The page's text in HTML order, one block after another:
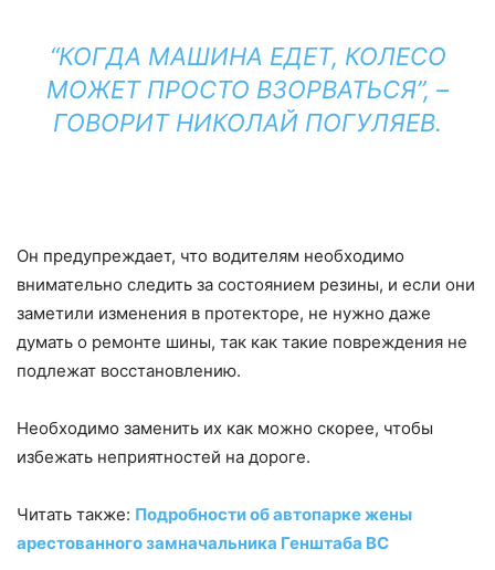
“КОГДА МАШИНА ЕДЕТ, КОЛЕСО
МОЖЕТ ПРОСТО ВЗОРВАТЬСЯ”, –
ГОВОРИТ НИКОЛАЙ ПОГУЛЯЕВ.
Он предупреждает, что водителям необходимо
внимательно следить за состоянием резины, и если они
заметили изменения в протекторе, не нужно даже
думать о ремонте шины, так как такие повреждения не
подлежат восстановлению.
Необходимо заменить их как можно скорее, чтобы
избежать неприятностей на дороге.
Читать также: Подробности об автопарке жены
арестованного замначальника Генштаба ВС